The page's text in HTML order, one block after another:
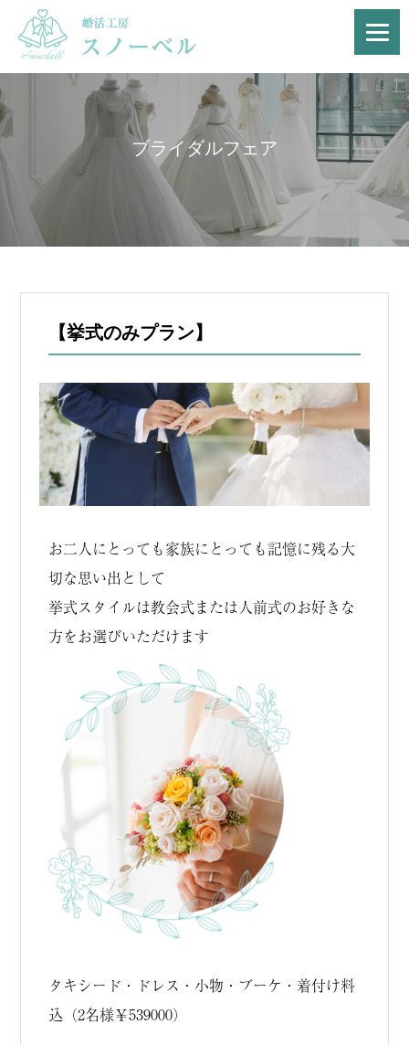
ブライダルフェア
【挙式のみプラン】
お二人にとっても家族にとっても記憶に残る大
切な思い出として
挙式スタイルは教会式または人前式のお好きな
方をお選びいただけます
タキシード・ドレス・小物・ブーケ・着付け料
込（2名様￥539000）